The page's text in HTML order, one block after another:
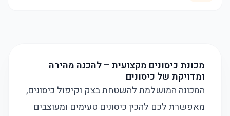
מכונת כיסונים מקצועית – להכנה מהירה
ומדויקת של כיסונים
המכונה המושלמת להשטחת בצק וקיפול כיסונים,
מאפשרת לכם להכין כיסונים טעימים ומעוצבים